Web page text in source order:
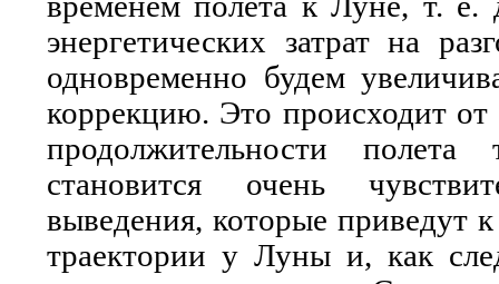
энергетических затрат на
одновременно будем
коррекцию. Это происходит
продолжительности полета
становится очень
выведения, которые приведут
траектории у Луны и, как